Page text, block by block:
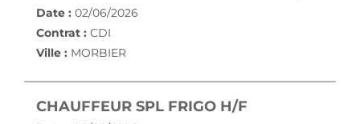
Date : 02/06/2026
Contrat : CDI
Ville : MORBIER
CHAUFFEUR SPL FRIGO H/F